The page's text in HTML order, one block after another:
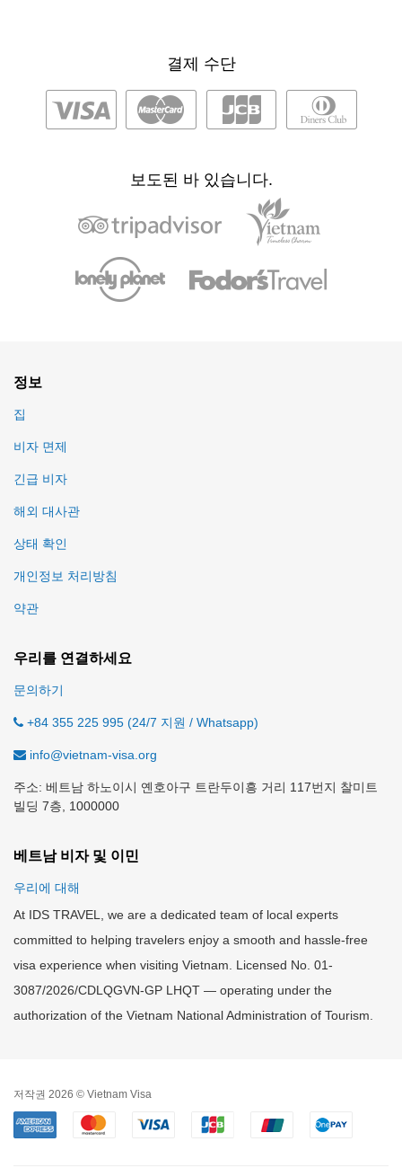
결제 수단
보도된 바 있습니다.
정보
집
비자 면제
긴급 비자
해외 대사관
상태 확인
개인정보 처리방침
약관
우리를 연결하세요
문의하기
+84 355 225 995 (24/7 지원 / Whatsapp)
info@vietnam-visa.org
주소: 베트남 하노이시 옌호아구 트란두이흥 거리 117번지 찰미트
빌딩 7층, 1000000
베트남 비자 및 이민
우리에 대해
At IDS TRAVEL, we are a dedicated team of local experts
committed to helping travelers enjoy a smooth and hassle-free
visa experience when visiting Vietnam. Licensed No. 01-
3087/2026/CDLQGVN-GP LHQT — operating under the
authorization of the Vietnam National Administration of Tourism.
저작권 2026 © Vietnam Visa